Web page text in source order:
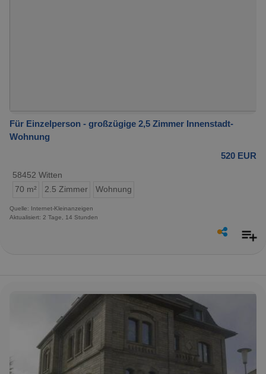
Für Einzelperson - großzügige 2,5 Zimmer Innenstadt-
Wohnung
520 EUR
58452 Witten
70 m²
2.5 Zimmer Wohnung
Quelle: Internet-Kleinanzeigen
Aktualisiert: 2 Tage, 14 Stunden